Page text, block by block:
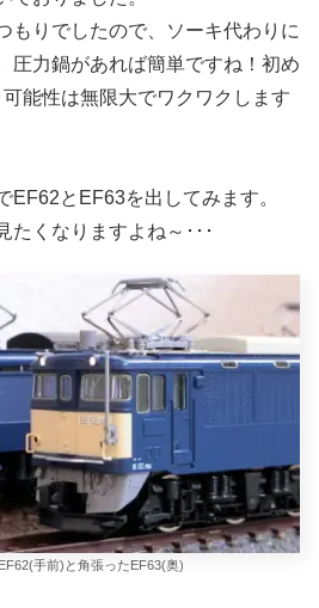
もりでしたので、ソーキ代わりに
圧力鍋があれば簡単ですね！初め
能性は無限大でワクワクします
EF62とEF63を出してみます。
たくなりますよね～･･･
手前)と角張ったEF63(奥)